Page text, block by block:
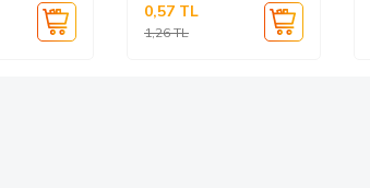
1,26TL
0,57 TL